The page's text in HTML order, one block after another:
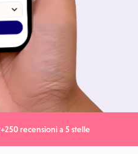
+250 recensioni a 5 stelle